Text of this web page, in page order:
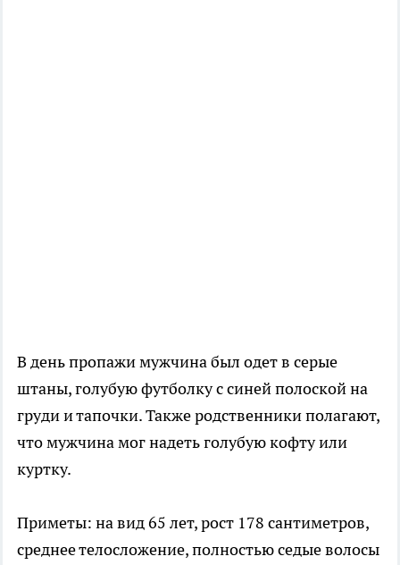
В день пропажи мужчина был одет в серые
штаны, голубую футболку с синей полоской на
груди и тапочки. Также родственники полагают,
что мужчина мог надеть голубую кофту или
куртку.
Приметы: на вид 65 лет, рост 178 сантиметров,
среднее телосложение, полностью седые волосы